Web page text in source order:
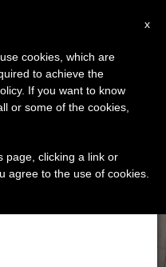
‘vespa’
×
haremos la pausa
periodo de verano
y también el
x
cookies, which are
to achieve the
If you want to know
or some of the cookies,
page, clicking a link or
agree to the use of cookies.